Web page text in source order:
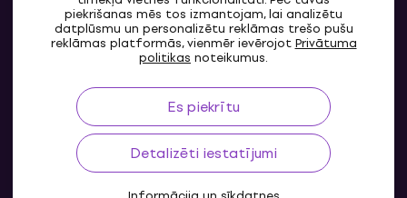
piekrišanas mēs tos izmantojam, lai analizētu
datplūsmu un personalizētu reklāmas trešo pušu
reklāmas platformās, vienmēr ievērojotPrivātuma
politikas noteikumus.
Es piekrītu
Detalizēti iestatījumi
LV